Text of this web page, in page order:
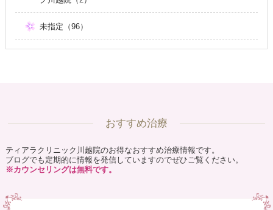
未指定（96）
おすすめ治療
ティアラクリニック川越院のお得なおすすめ治療情報です。
ブログでも定期的に情報を発信していますのでぜひご覧ください。
※カウンセリングは無料です。